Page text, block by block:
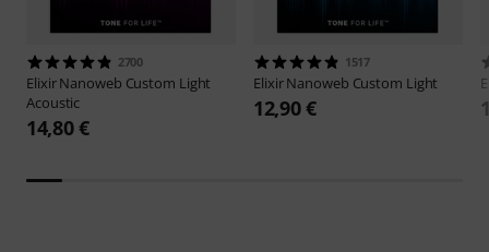
2700
ElixirNanoweb Custom Light
Acoustic
14,80 €
1517
ElixirNanoweb Custom Light
12,90 €